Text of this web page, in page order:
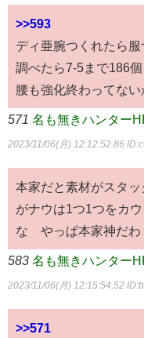
>>593
ディ亜腕つくれたら服
調べたら7-5まで186個
腰も強化終わってな
571 名も無きハンター
2023/11/06(月) 12:12:52.86
本家だと素材がスタ
がナウは1つ1つをカ
な やっぱ本家神だわ
583 名も無きハンター
2023/11/06(月) 12:15:54.52
>>571